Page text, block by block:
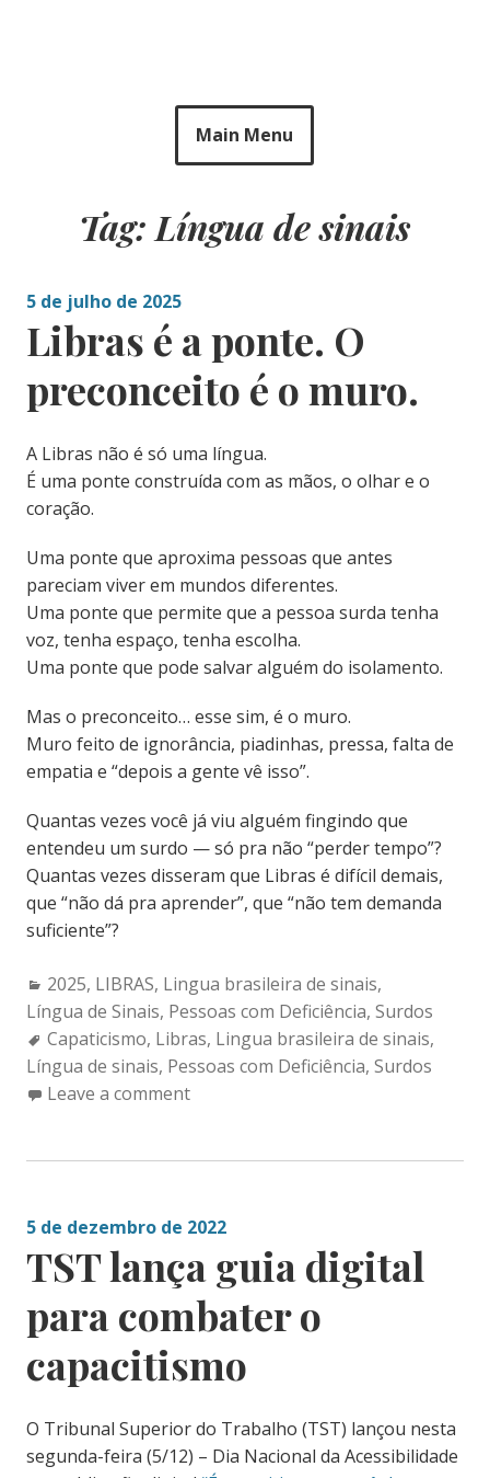
Main Menu
Tag: Língua de sinais
5 de julho de 2025
Libras é a ponte. O
preconceito é o muro.
A Libras não é só uma língua.
É uma ponte construída com as mãos, o olhar e o
coração.
Uma ponte que aproxima pessoas que antes
pareciam viver em mundos diferentes.
Uma ponte que permite que a pessoa surda tenha
voz, tenha espaço, tenha escolha.
Uma ponte que pode salvar alguém do isolamento.
Mas o preconceito… esse sim, é o muro.
Muro feito de ignorância, piadinhas, pressa, falta de
empatia e “depois a gente vê isso”.
Quantas vezes você já viu alguém fingindo que
entendeu um surdo — só pra não “perder tempo”?
Quantas vezes disseram que Libras é difícil demais,
que “não dá pra aprender”, que “não tem demanda
suficiente”?
Categories:
2025, LIBRAS, Lingua brasileira de sinais,
Língua de Sinais, Pessoas com Deficiência, Surdos
Tags:
Capaticismo, Libras, Lingua brasileira de sinais,
Língua de sinais, Pessoas com Deficiência, Surdos
Leave a comment
5 de dezembro de 2022
TST lança guia digital
para combater o
capacitismo
O Tribunal Superior do Trabalho (TST) lançou nesta
segunda-feira (5/12) – Dia Nacional da Acessibilidade